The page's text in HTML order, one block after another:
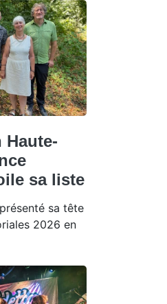
Haute-
sa liste
sa tête
2026 en